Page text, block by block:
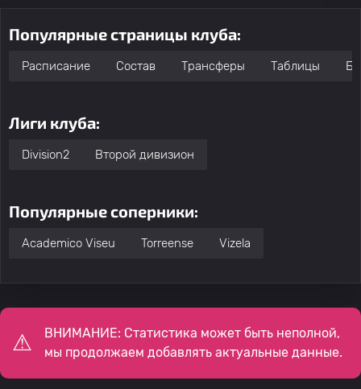
Популярные страницы клуба:
Расписание Состав Трансферы Таблицы
Лиги клуба:
Division2 Второй дивизион
Популярные соперники:
Academico Viseu Torreense Vizela
ВНИМАНИЕ: Статистика может быть неполной,
мы продолжаем добавлять актуальные данные.